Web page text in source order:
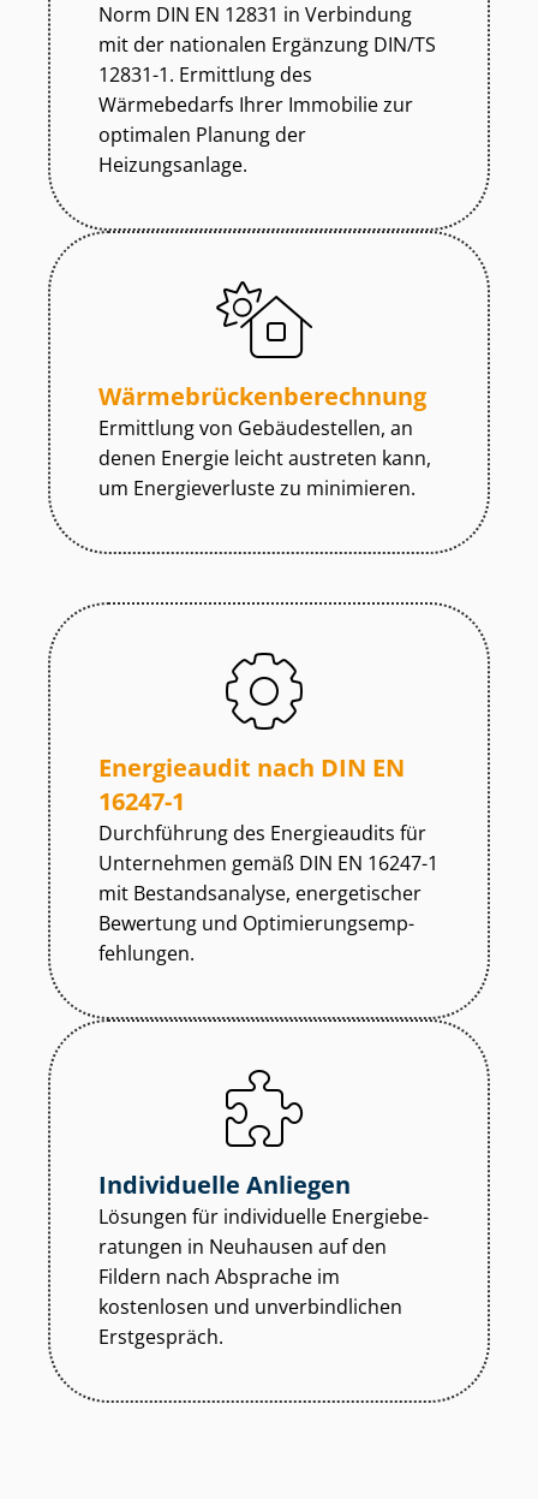
Norm DIN EN 12831 in Verbindung
mit der nationalen Ergänzung DIN/TS
12831-1. Ermittlung des
Wärmebedarfs Ihrer Immobilie zur
optimalen Planung der
Heizungsanlage.
Wär­me­brü­cken­be­rech­nung
Ermittlung von Gebäudestellen, an
denen Energie leicht austreten kann,
um Energieverluste zu minimieren.
Energieaudit nach DIN EN
16247-1
Durchführung des Energieaudits für
Unternehmen gemäß DIN EN 16247-1
mit Bestandsanalyse, energetischer
Bewertung und Op­ti­mie­rungs­emp­
feh­lun­gen.
Individuelle Anliegen
Lösungen für individuelle En­er­gie­be­
ra­tun­gen in Neuhausen auf den
Fildern nach Absprache im
kostenlosen und unverbindlichen
Erstgespräch.